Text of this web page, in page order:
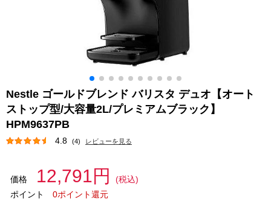
Nestle ゴールドブレンド バリスタ デュオ【オート
ストップ型/大容量2L/プレミアムブラック】
HPM9637PB
4.8 (4) レビューを見る
価格 12,791円
(税込)
ポイント
0ポイント還元